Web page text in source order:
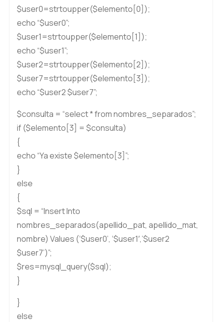
$user0=strtoupper($elemento[0]);
echo “$user0”;
$user1=strtoupper($elemento[1]);
echo “$user1”;
$user2=strtoupper($elemento[2]);
$user7=strtoupper($elemento[3]);
echo “$user2 $user7”;
$consulta = “select * from nombres_separados”;
if ($elemento[3] = $consulta)
{
echo “Ya existe $elemento[3]”;
}
else
{
$sql = “Insert Into
nombres_separados(apellido_pat, apellido_mat,
nombre) Values (‘$user0’, ‘$user1′,’$user2
$user7’)”;
$res=mysql_query($sql);
}
}
else